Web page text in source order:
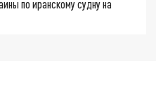
по иранскому судну на